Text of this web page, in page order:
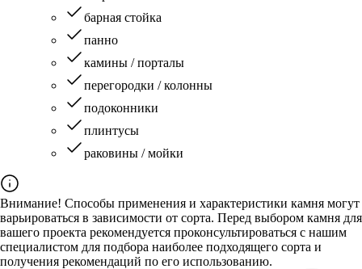
барная стойка
панно
камины / порталы
перегородки / колонны
подоконники
плинтусы
раковины / мойки
Внимание! Способы применения и характеристики камня могут
варьироваться в зависимости от сорта. Перед выбором камня для
вашего проекта рекомендуется проконсультироваться с нашим
специалистом для подбора наиболее подходящего сорта и
получения рекомендаций по его использованию.